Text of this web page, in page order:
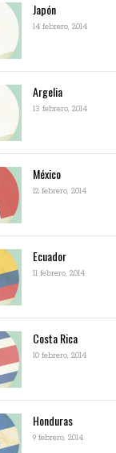
Japón
14 febrero, 2014
Argelia
13 febrero, 2014
México
12 febrero, 2014
Ecuador
11 febrero, 2014
Costa Rica
10 febrero, 2014
Honduras
9 febrero, 2014